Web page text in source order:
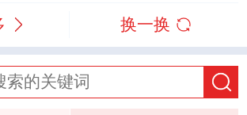
换一换